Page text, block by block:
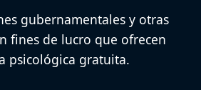
gubernamentales y otras
fines de lucro que ofrecen
psicológica gratuita.